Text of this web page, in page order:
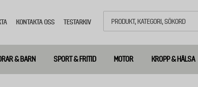
KONTAKTA OSS TESTARKIV
& BARN SPORT & FRITID MOTOR KROPP & HÄLSA